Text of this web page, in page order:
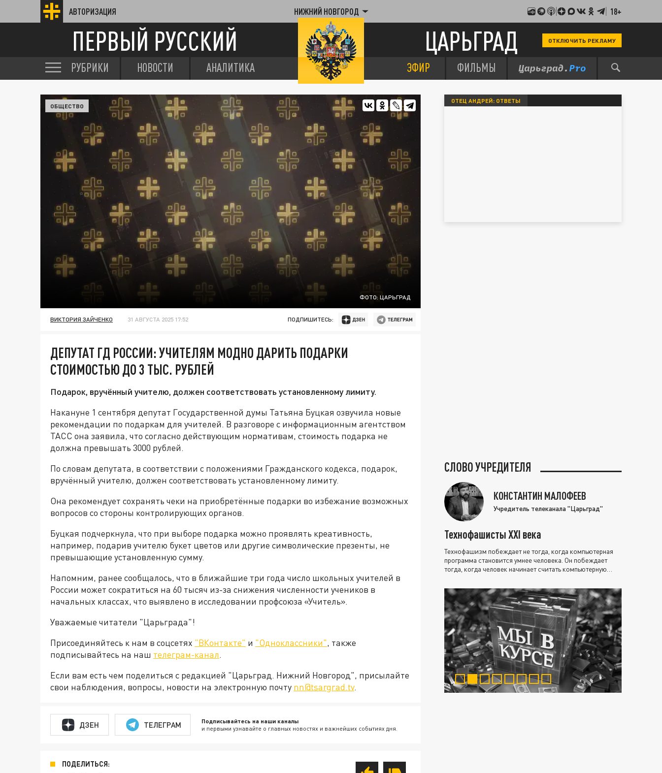
АВТОРИЗАЦИЯ НИЖНИЙ НОВГОРОД 18+
ПЕРВЫЙ РУССКИЙ ЦАРЬГРАД ОТКЛЮЧИТЬ РЕКЛАМУ
РУБРИКИ НОВОСТИ АНАЛИТИКА ЭФИР ФИЛЬМЫ
ФОТО: ЦАРЬГРАД
ОБЩЕСТВО
ВИКТОРИЯ ЗАЙЧЕНКО 31 АВГУСТА 2025 17:52 ПОДПИШИТЕСЬ:
ДЕПУТАТ ГД РОССИИ: УЧИТЕЛЯМ МОДНО ДАРИТЬ ПОДАРКИ
СТОИМОСТЬЮ ДО 3 ТЫС. РУБЛЕЙ
Подарок, вручённый учителю, должен соответствовать установленному лимиту.
Накануне 1 сентября депутат Государственной думы Татьяна Буцкая озвучила новые
рекомендации по подаркам для учителей. В разговоре с информационным агентством
ТАСС она заявила, что согласно действующим нормативам, стоимость подарка не
должна превышать 3000 рублей.
По словам депутата, в соответствии с положениями Гражданского кодекса, подарок,
вручённый учителю, должен соответствовать установленному лимиту.
Она рекомендует сохранять чеки на приобретённые подарки во избежание возможных
вопросов со стороны контролирующих органов.
Буцкая подчеркнула, что при выборе подарка можно проявлять креативность,
например, подарив учителю букет цветов или другие символические презенты, не
превышающие установленную сумму.
Напомним, ранее сообщалось, что в ближайшие три года число школьных учителей в
России может сократиться на 60 тысяч из-за снижения численности учеников в
начальных классах, что выявлено в исследовании профсоюза «Учитель».
Уважаемые читатели "Царьграда"!
Присоединяйтесь к нам в соцсетях "ВКонтакте" и "Одноклассники", также
подписывайтесь на наш телеграм-канал.
Если вам есть чем поделиться с редакцией "Царьград. Нижний Новгород", присылайте
свои наблюдения, вопросы, новости на электронную почту nn@tsargrad.tv.
ДЗЕН ТЕЛЕГРАМ Подписывайтесь на наши каналы
и первыми узнавайте о главных новостях и важнейших событиях дня.
ПОДЕЛИТЬСЯ:
ОТЕЦ АНДРЕЙ: ОТВЕТЫ
СЛОВО УЧРЕДИТЕЛЯ
КОНСТАНТИН МАЛОФЕЕВ
Учредитель телеканала "Царьград"
Технофашисты XXI века
Технофашизм побеждает не тогда, когда компьютерная
программа становится умнее человека. Он побеждает
тогда, когда человек начинает считать компьютерную